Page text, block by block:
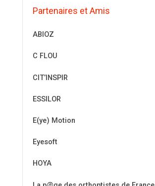
Partenaires et Amis
ABIOZ
C FLOU
CIT’INSPIR
ESSILOR
E(ye) Motion
Eyesoft
HOYA